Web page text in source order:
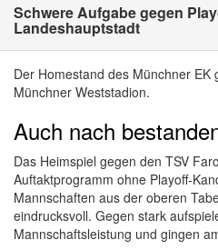
Schwere Aufgabe gegen
Landeshauptstadt
Der Homestand des Münchner
Münchner Weststadion.
Auch nach
Das Heimspiel gegen den TSV
Auftaktprogramm ohne Playoff-
Mannschaften aus der oberen
eindrucksvoll. Gegen stark
Mannschaftsleistung und gingen